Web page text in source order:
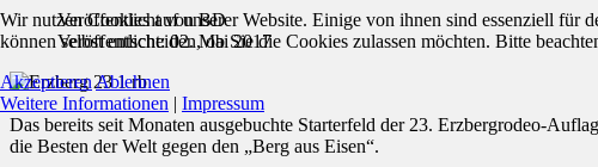
Veröffentlicht vonBD
Veröffentlicht: 02. Mai 2017
Das bereits seit Monaten ausgebuchte Starterfeld der 23. Erzbergrodeo-
die Besten der Welt gegen den „Berg aus Eisen“.
Wir nutzen Cookies auf unserer Website. Einige von ihnen sind essenziell für
können selbst entscheiden, ob Sie die Cookies zulassen möchten. Bitte
Akzeptieren Ablehnen
Weitere Informationen | Impressum